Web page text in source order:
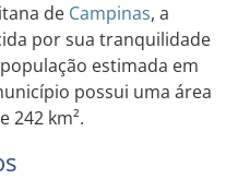
de Campinas, a
por sua tranquilidade
estimada em
possui uma área
242 km².